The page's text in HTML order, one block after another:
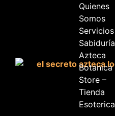
Quienes
Somos
Servicios
Sabiduría
Azteca
Botanica
Store –
Tienda
Esoterica